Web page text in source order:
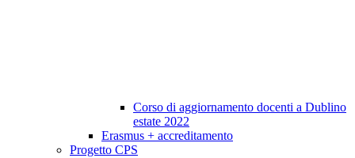
Corso di aggiornamento docenti a Dublino
estate 2022
Erasmus + accreditamento
Progetto CPS